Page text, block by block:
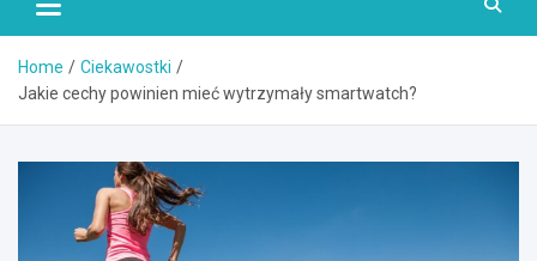
Home
Ciekawostki
Jakie cechy powinien mieć wytrzymały smartwatch?